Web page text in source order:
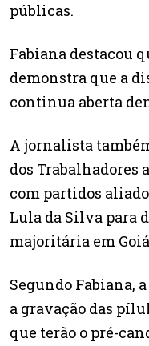
públicas.
Fabiana destacou
demonstra que a
continua aberta
A jornalista
dos Trabalhadores
com partidos
Lula da Silva para
majoritária em
Segundo Fabiana,
a gravação das
que terão o pré-